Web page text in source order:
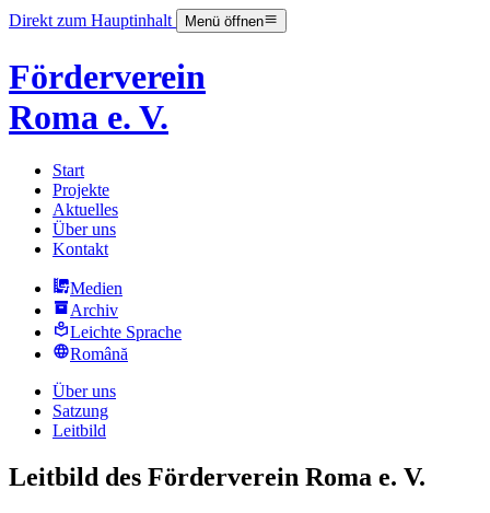
Direkt zum Hauptinhalt Menü öffnen
Förderverein
Roma e. V.
Start
Projekte
Aktuelles
Über uns
Kontakt
Medien
Archiv
Leichte Sprache
Română
Über uns
Satzung
Leitbild
Leitbild des Förderverein Roma e. V.